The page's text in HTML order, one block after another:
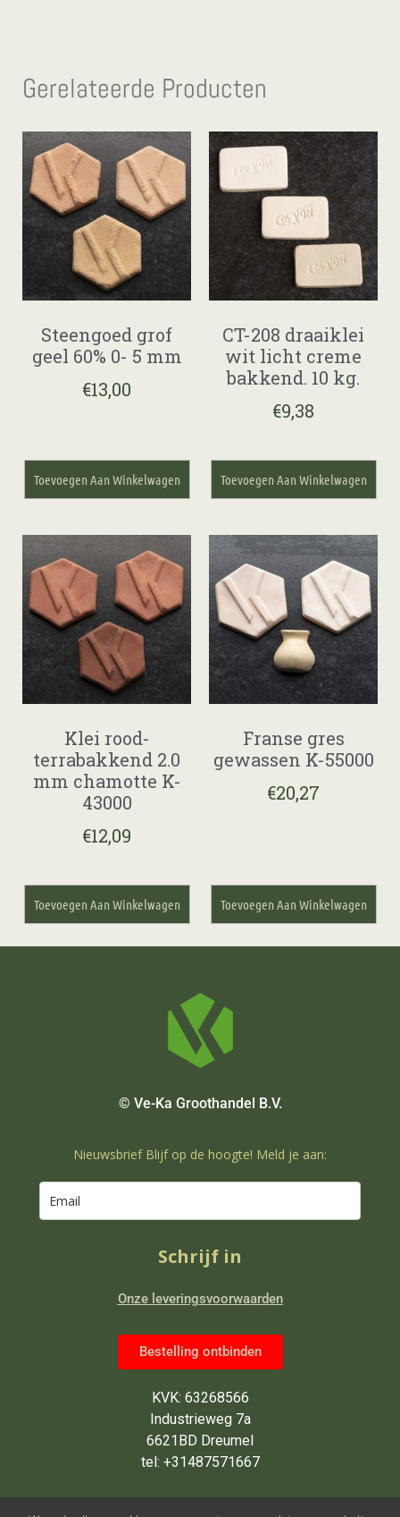
Gerelateerde Producten
Steengoed grof
geel 60% 0- 5 mm
€13,00
Toevoegen Aan Winkelwagen
CT-208 draaiklei
wit licht creme
bakkend. 10 kg.
€9,38
Toevoegen Aan Winkelwagen
Klei rood-
terrabakkend 2.0
mm chamotte K-
43000
€12,09
Toevoegen Aan Winkelwagen
Franse gres
gewassen K-55000
€20,27
Toevoegen Aan Winkelwagen
© Ve-Ka Groothandel B.V.
Nieuwsbrief Blijf op de hoogte! Meld je aan:
Schrijf in
Onze leveringsvoorwaarden
Bestelling ontbinden
KVK: 63268566
Industrieweg 7a
6621BD Dreumel
tel: +31487571667